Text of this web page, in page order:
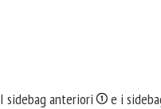
I sidebag anteriori e i